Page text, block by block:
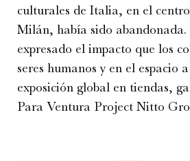
culturales de Italia, en el
Milán, había sido
expresado el impacto que los
seres humanos y en el espacio
exposición global en tiendas,
Para Ventura Project Nitto